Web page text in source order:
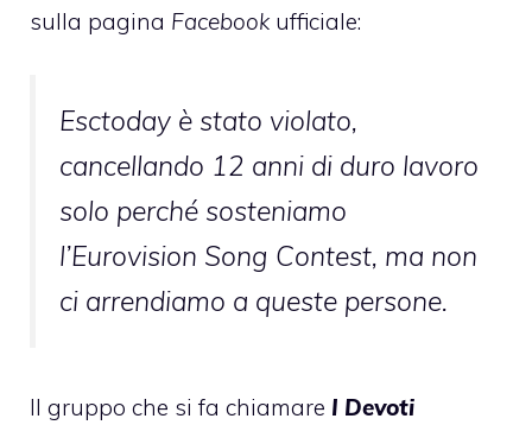
sulla pagina Facebook ufficiale:
Esctoday è stato violato,
cancellando 12 anni di duro lavoro
solo perché sosteniamo
l’Eurovision Song Contest, ma non
ci arrendiamo a queste persone.
Il gruppo che si fa chiamare I Devoti